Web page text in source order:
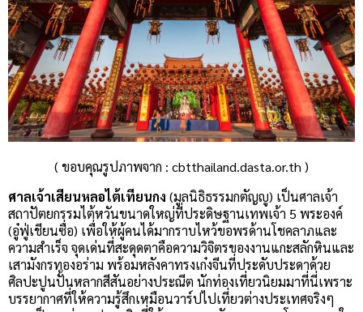
( ขอบคุณรูปภาพจาก : cbtthailand.dasta.or.th )
ศาลเจ้าเสียนหลอไต้เทียนกง (มูลนิธิธรรมกตัญญู) เป็นศาลเจ้า
สถาปัตยกรรมไต้หวันขนาดใหญ่ที่ประดิษฐานเทพเจ้า 5 พระองค์
(อู๋ฟู่เชียนซื่อ) เพื่อให้ผู้คนได้มากราบไหว้ขอพรด้านโชคลาภและ
ความสำเร็จ จุดเด่นที่สะดุดตาคือความวิจิตรของงานแกะสลักหินและ
เสามังกรทองอร่าม พร้อมหลังคาทรงเก๋งจีนที่ประดับประดาด้วย
ศิลปะปูนปั้นหลากสีสันอย่างประณีต นักท่องเที่ยวนิยมมาที่นี่เพราะ
บรรยากาศที่ให้ความรู้สึกเหมือนวาร์ปไปเที่ยวต่างประเทศจริงๆ